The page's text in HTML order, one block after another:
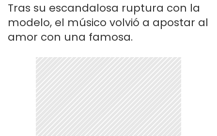
Tras su escandalosa ruptura con la
modelo, el músico volvió a apostar al
amor con una famosa.